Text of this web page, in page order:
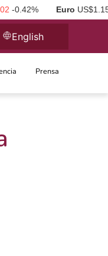
-0.42% Euro
English
Prensa